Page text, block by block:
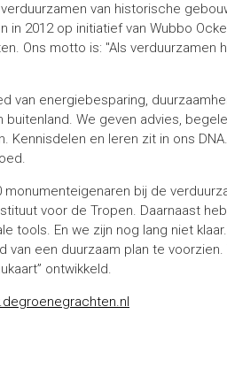
van historische
2012 op initiatief van Wubbo
Ons motto is: "Als verduurzamen
van energiebesparing,
We geven advies,
en leren zit in ons
bij de
voor de Tropen. Daarnaast
En we zijn nog lang niet klaar.
van een duurzaam plan te
ontwikkeld.